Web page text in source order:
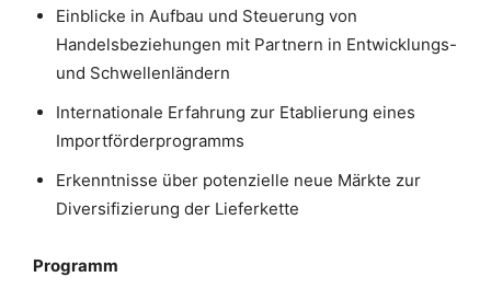
Einblicke in Aufbau und Steuerung von
Handelsbeziehungen mit Partnern in Entwicklungs-
und Schwellenländern
Internationale Erfahrung zur Etablierung eines
Importförderprogramms
Erkenntnisse über potenzielle neue Märkte zur
Diversifizierung der Lieferkette
Programm